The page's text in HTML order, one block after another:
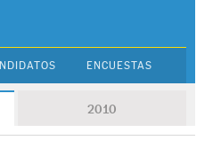
ENCUESTAS
2010